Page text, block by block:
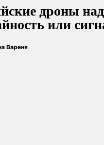
дроны
или
Вареня